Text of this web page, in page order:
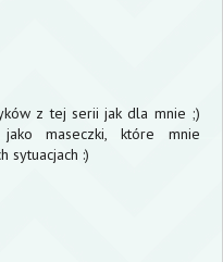
z tej serii jak dla mnie ;)
jako maseczki, które mnie
sytuacjach :)